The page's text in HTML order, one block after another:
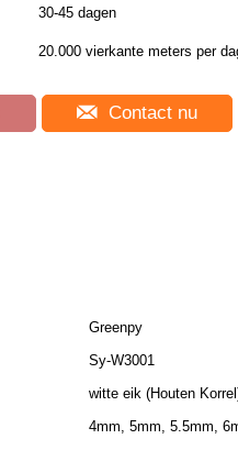
30-45 dagen
20.000 vierkante meters per
Contact nu
Greenpy
Sy-W3001
witte eik (Houten
4mm, 5mm, 5.5mm,